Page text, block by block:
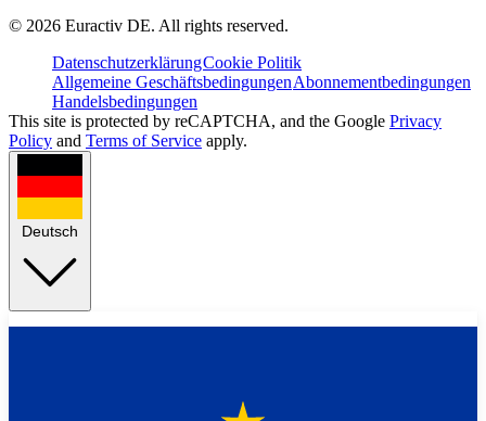
© 2026 Euractiv DE. All rights reserved.
DatenschutzerklärungCookie Politik
Allgemeine GeschäftsbedingungenAbonnementbedingungen
Handelsbedingungen
This site is protected by reCAPTCHA, and the Google Privacy
Policy and Terms of Service apply.
Deutsch